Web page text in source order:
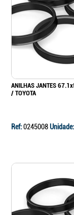
ANILHAS JANTES
/ TOYOTA
Ref:0245008Unidade: